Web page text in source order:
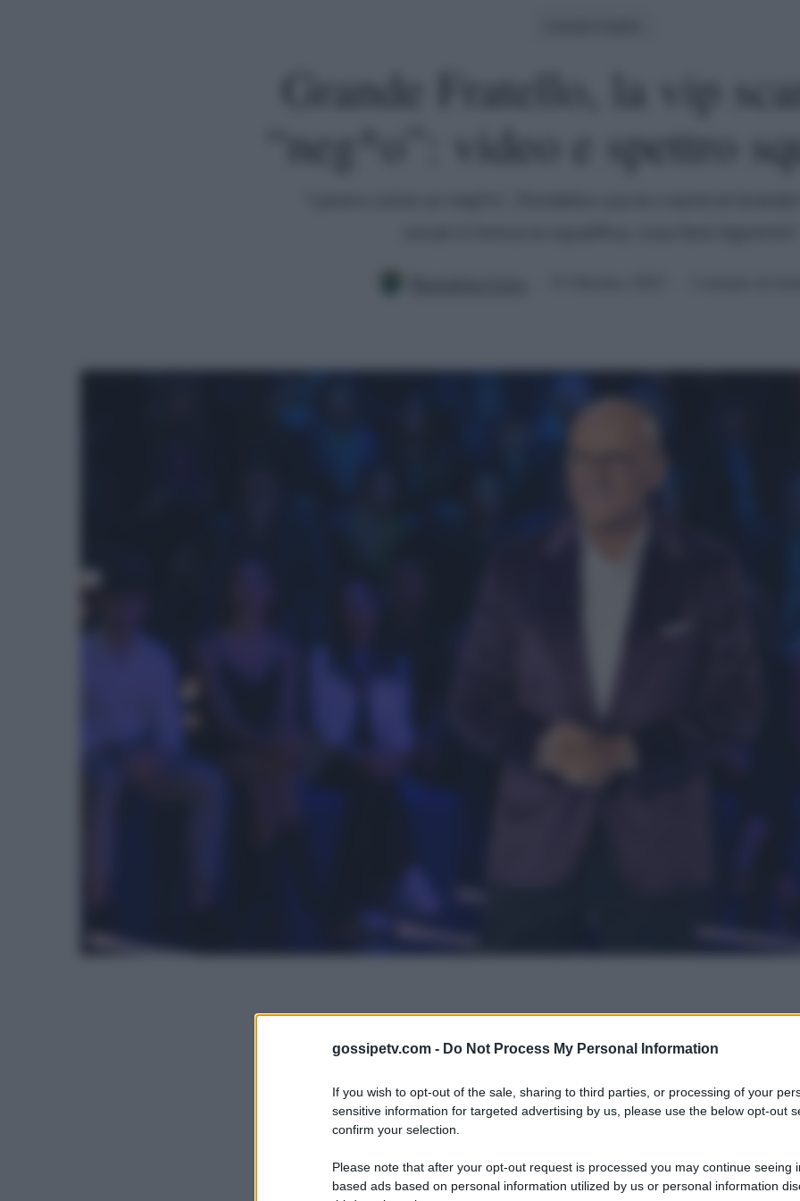
gossipetv.com - Do Not Process My Personal Information
If you wish to opt-out of the sale, sharing to third parties, or processing of your
sensitive information for targeted advertising by us, please use the below opt-out
confirm your selection.
Please note that after your opt-out request is processed you may continue seeing
based ads based on personal information utilized by us or personal information
Grande Fratello, la vip
“neg*o”: video e spettro